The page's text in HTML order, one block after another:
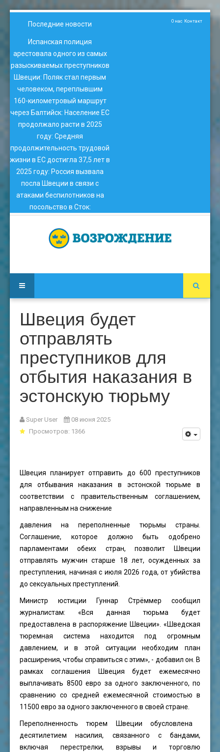
Последние новости
Испанская полиция
арестовала одного из самых
разыскиваемых преступников
Швеции: Поляк стал первым
человеком, переплывшим
160-километровый маршрут
через Балтийск: Население ЕС
продолжало расти в 2025
году: Средняя
продолжительность трудовой
жизни в ЕС достигла 37,5 лет в
2025 году: Россия вызвала
посла Швеции в связи с
атаками беспилотников на
посольство в Сток:
О нас Контакт
Швеция будет
отправлять
преступников для
отбытия наказания в
эстонскую тюрьму
Super User
08 июня 2025
Просмотров: 1366
Швеция планирует отправить до 600 преступников
для отбывания наказания в эстонской тюрьме в
соответствии с правительственным соглашением,
направленным на снижение
давления на переполненные тюрьмы страны.
Соглашение, которое должно быть одобрено
парламентами обеих стран, позволит Швеции
отправлять мужчин старше 18 лет, осужденных за
преступления, начиная с июля 2026 года, от убийства
до сексуальных преступлений.
Министр юстиции Гуннар Стрёммер сообщил
журналистам: «Вся данная тюрьма будет
предоставлена ​​в распоряжение Швеции». «Шведская
тюремная система находится под огромным
давлением, и в этой ситуации необходим план
расширения, чтобы справиться с этим», - добавил он. В
рамках соглашения Швеция будет ежемесячно
выплачивать 8500 евро за одного заключенного, по
сравнению со средней ежемесячной стоимостью в
11500 евро за одного заключенного в своей стране.
Переполненность тюрем Швеции обусловлена ​​
десятилетием насилия, связанного с бандами,
включая перестрелки, взрывы и торговлю